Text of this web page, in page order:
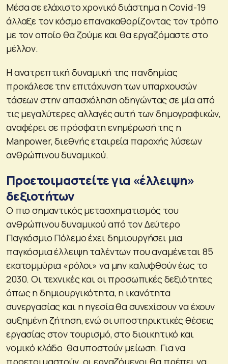
Μέσα σε ελάχιστο χρονικό διάστημα η Covid-19
άλλαξε τον κόσμο επανακαθορίζοντας τον τρόπο
με τον οποίο θα ζούμε και θα εργαζόμαστε στο
μέλλον.
Η ανατρεπτική δυναμική της πανδημίας
προκάλεσε την επιτάχυνση των υπαρχουσών
τάσεων στην απασχόληση οδηγώντας σε μία από
τις μεγαλύτερες αλλαγές αυτή των δημογραφικών,
αναφέρει σε πρόσφατη ενημέρωσή της η
Manpower, διεθνής εταιρεία παροχής λύσεων
ανθρώπινου δυναμικού.
Προετοιμαστείτε για «έλλειψη»
δεξιοτήτων
Ο πιο σημαντικός μετασχηματισμός του
ανθρώπινου δυναμικού από τον Δεύτερο
Παγκόσμιο Πόλεμο έχει δημιουργήσει μια
παγκόσμια έλλειψη ταλέντων που αναμένεται 85
εκατομμύρια «ρόλοι» να μην καλυφθούν έως το
2030. Οι τεχνικές και οι προσωπικές δεξιότητες
όπως η δημιουργικότητα, η ικανότητα
συνεργασίας και η ηγεσία θα συνεχίσουν να έχουν
αυξημένη ζήτηση, ενώ οι υποστηρικτικές θέσεις
εργασίας στον τουρισμό, στο διοικητικό και
νομικό κλάδο θα υποστούν μείωση. Για να
προετοιμαστούν, οι εργαζόμενοι θα πρέπει να